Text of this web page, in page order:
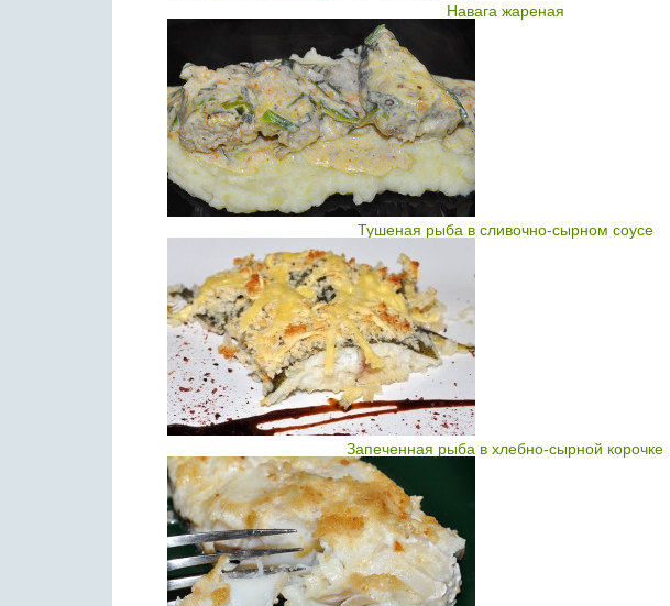
Навага жареная
Тушеная рыба в сливочно-сырном соусе
Запеченная рыба в хлебно-сырной корочке